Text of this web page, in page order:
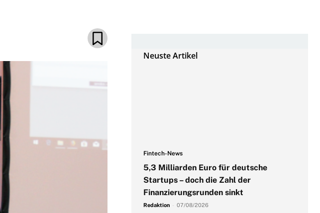
Neuste Artikel
Fintech-News
5,3 Milliarden Euro für deutsche
Startups – doch die Zahl der
Finanzierungsrunden sinkt
Redaktion 07/08/2026